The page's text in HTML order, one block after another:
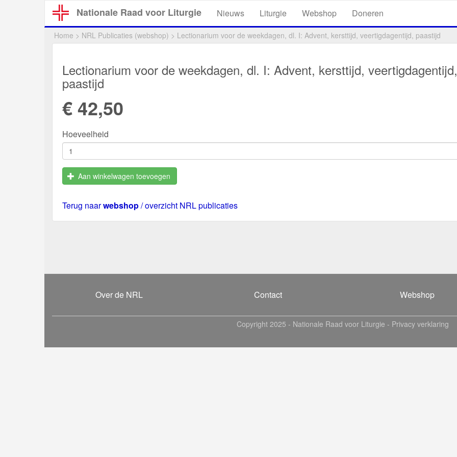
Nationale Raad voor Liturgie Nieuws Liturgie Webshop Doneren
Home > NRL Publicaties (webshop) > Lectionarium voor de weekdagen, dl. I: Advent, kersttijd, veertigdagentijd, paastijd
Lectionarium voor de weekdagen, dl. I: Advent, kersttijd, veertigdagentijd,
paastijd
€ 42,50
Hoeveelheid
Aan winkelwagen toevoegen
Terug naarwebshop/ overzicht NRL publicaties
Over de NRL Contact Webshop
Copyright 2025 - Nationale Raad voor Liturgie - Privacy verklaring